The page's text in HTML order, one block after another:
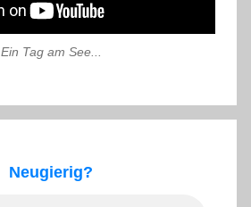
Ein Tag am See...
Neugierig?